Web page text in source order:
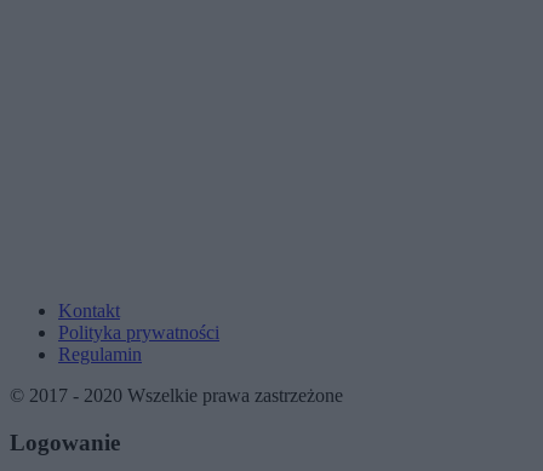
Kontakt
Polityka prywatności
Regulamin
© 2017 - 2020 Wszelkie prawa zastrzeżone
Logowanie